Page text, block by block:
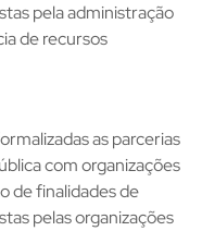
pela administração
de recursos
as parcerias
com organizações
de finalidades de
pelas organizações